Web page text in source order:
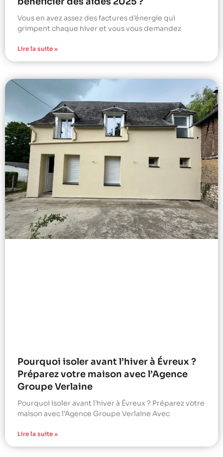
Vous en avez assez des factures d’énergie qui
grimpent chaque hiver et vous vous demandez
Lire la suite »
Pourquoi isoler avant l’hiver à Évreux ?
Préparez votre maison avec l’Agence
Groupe Verlaine
Pourquoi isoler avant l’hiver à Évreux ? Préparez votre
maison avec l’Agence Groupe Verlaine Avec
Lire la suite »